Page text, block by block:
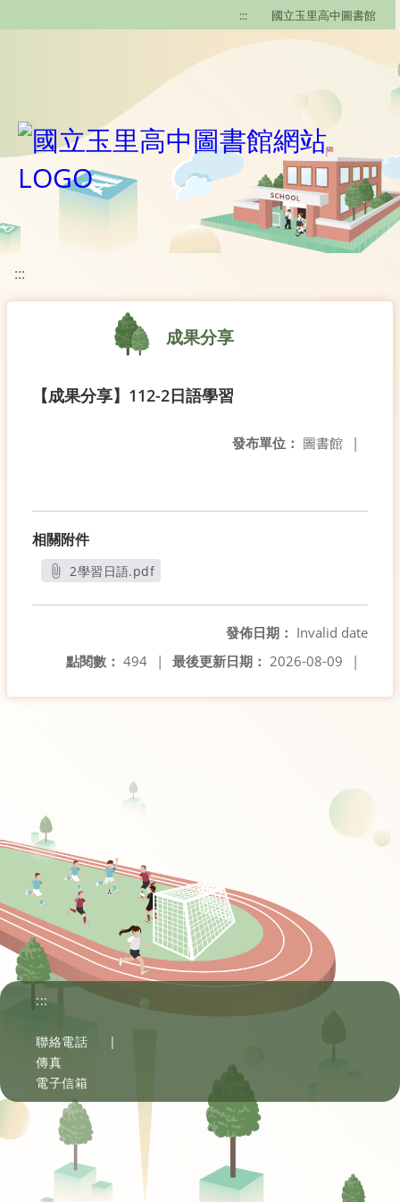
::: 國立玉里高中圖書館
:::
成果分享
【成果分享】112-2日語學習
發布單位： 圖書館 |
相關附件
2學習日語.pdf
發佈日期： Invalid date
最後更新日期： 2026-08-09 |
點閱數： 494 |
:::
聯絡電話
|
傳真
電子信箱